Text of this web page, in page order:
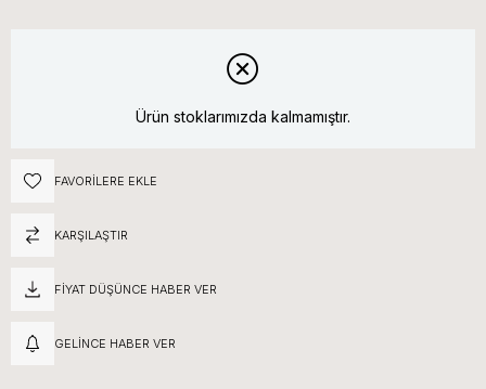
Ürün stoklarımızda kalmamıştır.
FAVORILERE EKLE
KARŞILAŞTIR
FIYAT DÜŞÜNCE HABER VER
GELINCE HABER VER